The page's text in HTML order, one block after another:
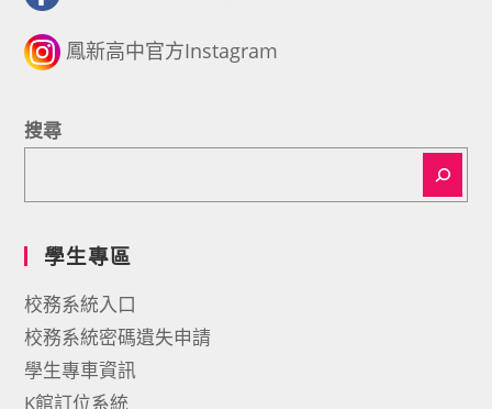
鳳新高中官方Instagram
搜尋
學生專區
校務系統入口
校務系統密碼遺失申請
學生專車資訊
K館訂位系統